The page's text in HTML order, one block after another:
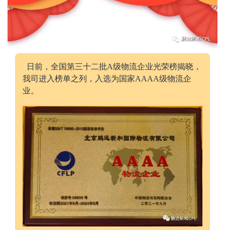
日前，全国第三十二批A级物流企业光荣榜揭晓，
我司进入榜单之列，入选为国家AAAA级物流企
业。